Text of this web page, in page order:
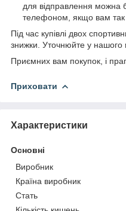
для відправлення можна
телефоном, якщо вам так
Під час купівлі двох
знижки. Уточнюйте у нашого
Приємних вам покупок, і
Приховати
Характеристики
Основні
Виробник
Країна виробник
Стать